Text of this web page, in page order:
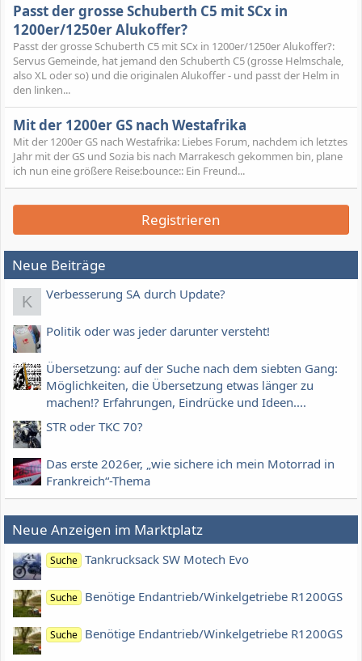
Passt der grosse Schuberth C5 mit SCx in
1200er/1250er Alukoffer?
Passt der grosse Schuberth C5 mit SCx in 1200er/1250er Alukoffer?:
Servus Gemeinde, hat jemand den Schuberth C5 (grosse Helmschale,
also XL oder so) und die originalen Alukoffer - und passt der Helm in
den linken...
Mit der 1200er GS nach Westafrika
Mit der 1200er GS nach Westafrika: Liebes Forum, nachdem ich letztes
Jahr mit der GS und Sozia bis nach Marrakesch gekommen bin, plane
ich nun eine größere Reise:bounce:: Ein Freund...
Registrieren
Neue Beiträge
K Verbesserung SA durch Update?
Politik oder was jeder darunter versteht!
Übersetzung: auf der Suche nach dem siebten Gang:
Möglichkeiten, die Übersetzung etwas länger zu
machen!? Erfahrungen, Eindrücke und Ideen....
STR oder TKC 70?
Das erste 2026er, „wie sichere ich mein Motorrad in
Frankreich“-Thema
Neue Anzeigen im Marktplatz
Suche Tankrucksack SW Motech Evo
Suche Benötige Endantrieb/Winkelgetriebe R1200GS
Suche Benötige Endantrieb/Winkelgetriebe R1200GS